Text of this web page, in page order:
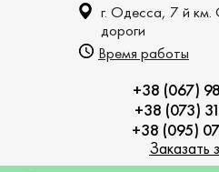
г. Одесса, 7 й км.
дороги
Время работы
+38 (067)
+38 (073)
+38 (095)
Заказать